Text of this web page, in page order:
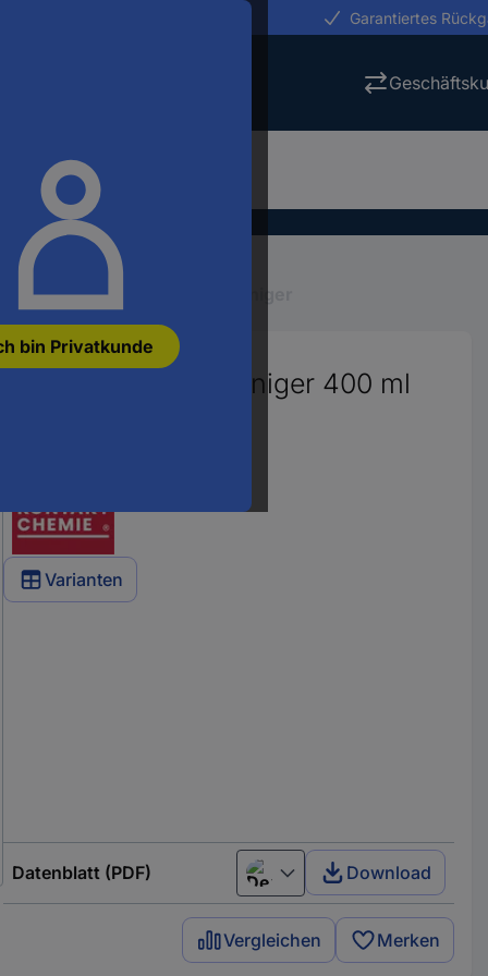
bin Privatkunde
Garantiertes
AA Leiterplattenreiniger 400 ml
Varianten
Datenblatt (PDF) Deutsch (Deutschland)
Download
Vergleichen Merken